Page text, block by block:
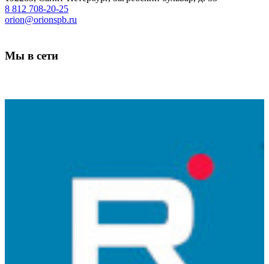
8 812 708-20-25
orion@orionspb.ru
Мы в сети